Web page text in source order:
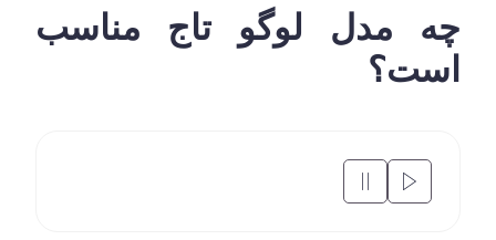
مدل لوگو تاج مناسب